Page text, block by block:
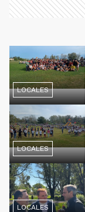
LOCALES
LOCALES
LOCALES